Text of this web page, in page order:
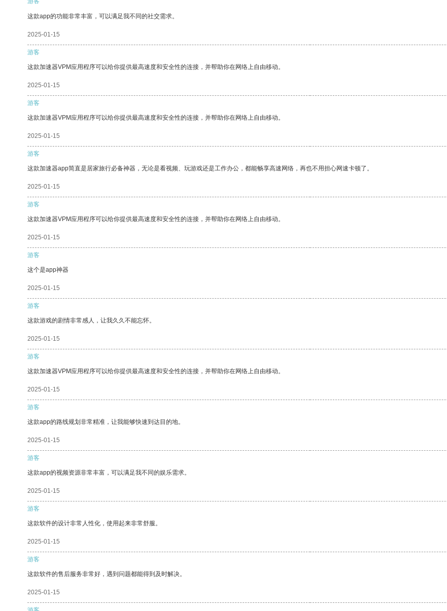
这款app的功能非常丰富，可以满足我不同的社交需求。
2025-01-15
游客
这款加速器VPM应用程序可以给你提供最高速度和安全性的连接，并帮助你在网络上自由移动。
2025-01-15
游客
这款加速器VPM应用程序可以给你提供最高速度和安全性的连接，并帮助你在网络上自由移动。
2025-01-15
游客
这款加速器app简直是居家旅行必备神器，无论是看视频、玩游戏还是工作办公，都能畅享高速网络，再也不用担心网速卡顿了。
2025-01-15
游客
这款加速器VPM应用程序可以给你提供最高速度和安全性的连接，并帮助你在网络上自由移动。
2025-01-15
游客
这个是app神器
2025-01-15
游客
这款游戏的剧情非常感人，让我久久不能忘怀。
2025-01-15
游客
这款加速器VPM应用程序可以给你提供最高速度和安全性的连接，并帮助你在网络上自由移动。
2025-01-15
游客
这款app的路线规划非常精准，让我能够快速到达目的地。
2025-01-15
游客
这款app的视频资源非常丰富，可以满足我不同的娱乐需求。
2025-01-15
游客
这款软件的设计非常人性化，使用起来非常舒服。
2025-01-15
游客
这款软件的售后服务非常好，遇到问题都能得到及时解决。
2025-01-15